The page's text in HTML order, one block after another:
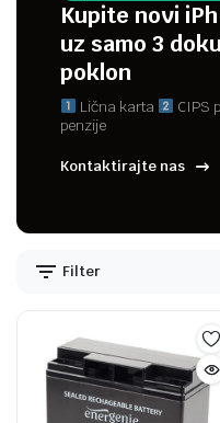
Kupite novi
uz samo 3
poklon
Lična karta CIPS
penzije
Kontaktirajte nas
Filter